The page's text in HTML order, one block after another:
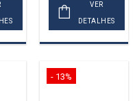
VER
DETALHES
- 13%